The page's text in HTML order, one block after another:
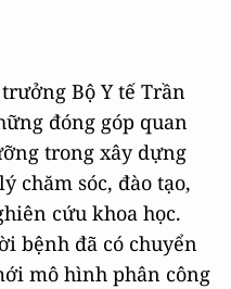
Bộ Y tế Trần
đóng góp quan
trong xây dựng
chăm sóc, đào tạo,
cứu khoa học.
bệnh đã có chuyển
mô hình phân công